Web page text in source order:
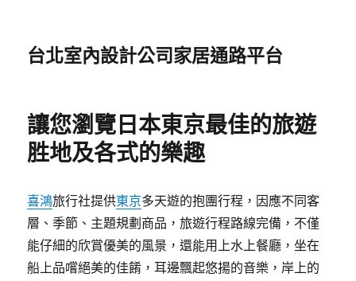
台北室內設計公司家居通路平台
讓您瀏覽日本東京最佳的旅遊
胜地及各式的樂趣
喜鴻旅行社提供東京多天遊的抱團行程，因應不同客
層、季節、主題規劃商品，旅遊行程路線完備，不僅
能仔細的欣賞優美的風景，還能用上水上餐廳，坐在
船上品嚐絕美的佳餚，耳邊飄起悠揚的音樂，岸上的